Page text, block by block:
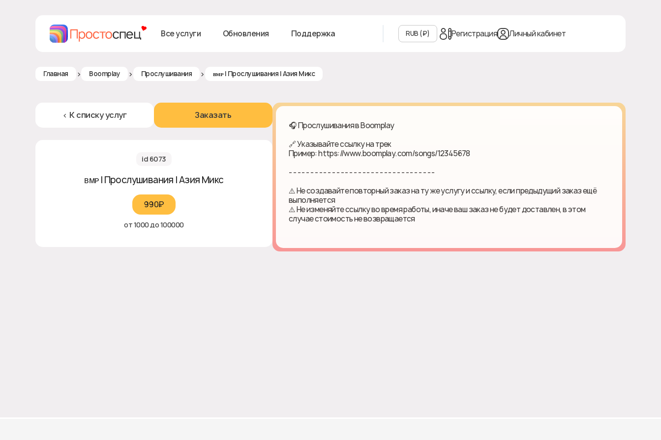
Все услуги Обновления Поддержка RUB (₽‎) Регистрация Личный кабинет
Главная > Boomplay > Прослушивания > ʙᴍᴘ | Прослушивания | Азия Микс
< К списку услуг Заказать
id 6073
ʙᴍᴘ | Прослушивания | Азия Микс
990₽‎
от 1000 до 100000
🎧 Прослушивания в Boomplay
🔗 Указывайте ссылку на трек
Пример: https://www.boomplay.com/songs/12345678
- - - - - - - - - - - - - - - - - - - - - - - - - - - - - - - - - -
⚠️ Не создавайте повторный заказ на ту же услугу и ссылку, если предыдущий заказ ещё
выполняется
⚠️ Не изменяйте ссылку во время работы, иначе ваш заказ не будет доставлен, в этом
случае стоимость не возвращается